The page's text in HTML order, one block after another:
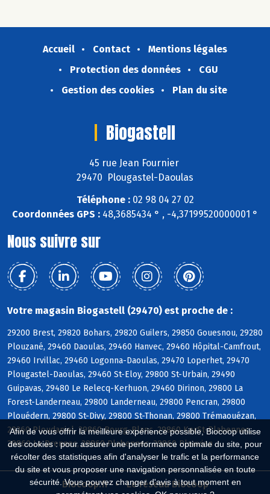
Afin de vous offrir la meilleure expérience possible, Biocoop utilise
des cookies : pour assurer une performance optimale du site, pour
récolter des statistiques afin d'analyser le trafic et la performance
du site et vous proposer une navigation personnalisée en toute
sécurité. Vous pouvez changer d'avis à tout moment en
Accueil Contact
Mentions légales
Protection des données
CGU
Gestion des cookies
Plan du site
Biogastell
45 rue Jean Fournier
29470 Plougastel-Daoulas
Téléphone :02 98 04 27 02
Coordonnées GPS : 48,3685434 ° , -4,37199520000001 °
Nous suivre sur
Votre magasin Biogastell (29470) est proche de :
29200 Brest, 29820 Bohars, 29820 Guilers, 29850 Gouesnou, 29280
Plouzané, 29460 Daoulas, 29460 Hanvec, 29460 Hôpital-Camfrout,
29460 Irvillac, 29460 Logonna-Daoulas, 29470 Loperhet, 29470
Plougastel-Daoulas, 29460 St-Eloy, 29800 St-Urbain, 29490
Guipavas, 29480 Le Relecq-Kerhuon, 29460 Dirinon, 29800 La
Forest-Landerneau, 29800 Landerneau, 29800 Pencran, 29800
Plouédern, 29800 St-Divy, 29800 St-Thonan, 29800 Trémaouézan,
29260 Ploudaniel, 29860 Bourg-Blanc, 29860 KerSt-Plabennec,
29860 Le Drennec, 29860 Plabennec, 29860 Plouvien
Biocoop.fr Le réseau Biocoop